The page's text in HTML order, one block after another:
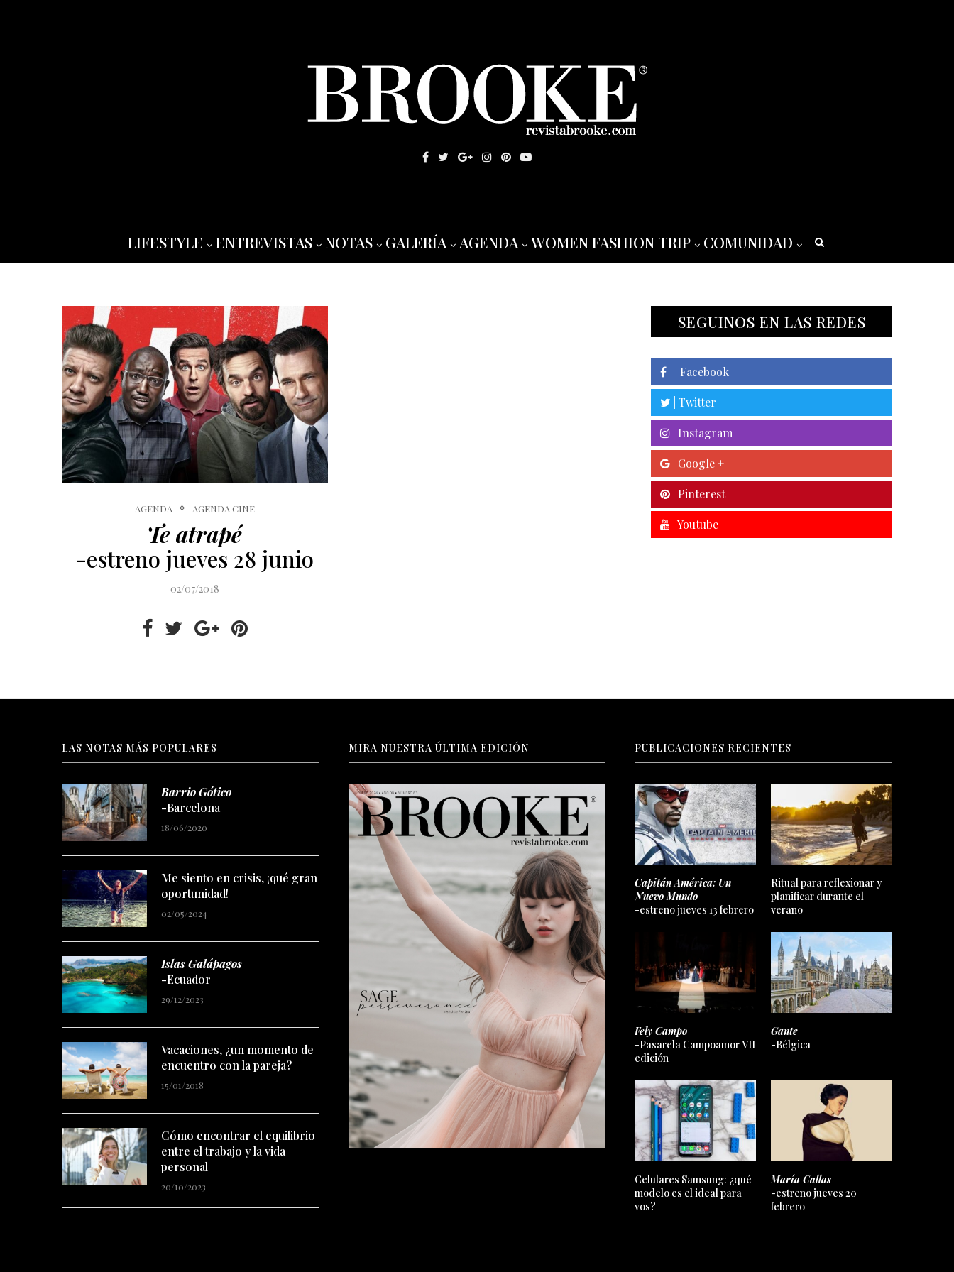
LIFESTYLE ENTREVISTAS NOTAS GALERÍA AGENDA WOMEN FASHION TRIP COMUNIDAD
AGENDA AGENDA CINE
Te atrapé
-estreno jueves 28 junio
02/07/2018
SEGUINOS EN LAS REDES
| Facebook
| Twitter
| Instagram
| Google +
| Pinterest
| Youtube
LAS NOTAS MÁS POPULARES
Barrio Gótico
-Barcelona
18/06/2020
Me siento en crisis, ¡qué gran
oportunidad!
02/05/2024
Islas Galápagos
-Ecuador
29/12/2023
Vacaciones, ¿un momento de
encuentro con la pareja?
15/01/2018
Cómo encontrar el equilibrio
entre el trabajo y la vida
personal
20/10/2023
MIRA NUESTRA ÚLTIMA EDICIÓN PUBLICACIONES RECIENTES
Capitán América: Un
Nuevo Mundo
-estreno jueves 13 febrero
Ritual para reflexionar y
planificar durante el
verano
Fely Campo
-Pasarela Campoamor VII
edición
Gante
-Bélgica
Celulares Samsung: ¿qué
modelo es el ideal para
vos?
María Callas
-estreno jueves 20
febrero